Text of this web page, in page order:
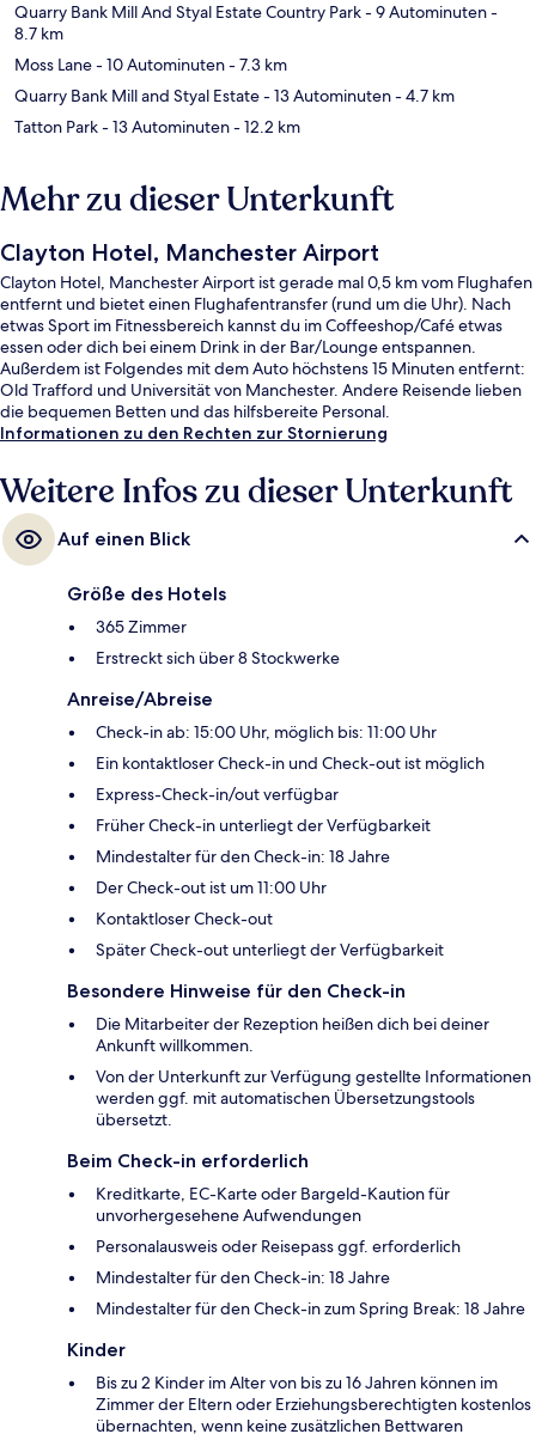
Quarry Bank Mill And Styal Estate Country Park- 9 Autominuten-
8.7 km
Moss Lane- 10 Autominuten- 7.3 km
Quarry Bank Mill and Styal Estate- 13 Autominuten- 4.7 km
Tatton Park- 13 Autominuten- 12.2 km
Mehr zu dieser Unterkunft
Clayton Hotel, Manchester Airport
Clayton Hotel, Manchester Airport ist gerade mal 0,5 km vom Flughafen
entfernt und bietet einen Flughafentransfer (rund um die Uhr). Nach
etwas Sport im Fitnessbereich kannst du im Coffeeshop/Café etwas
essen oder dich bei einem Drink in der Bar/Lounge entspannen.
Außerdem ist Folgendes mit dem Auto höchstens 15 Minuten entfernt:
Old Trafford und Universität von Manchester. Andere Reisende lieben
die bequemen Betten und das hilfsbereite Personal.
Informationen zu den Rechten zur Stornierung
Weitere Infos zu dieser Unterkunft
Auf einen Blick
Größe des Hotels
365 Zimmer
Erstreckt sich über 8 Stockwerke
Anreise/Abreise
Check-in ab: 15:00 Uhr, möglich bis: 11:00 Uhr
Ein kontaktloser Check-in und Check-out ist möglich
Express-Check-in/out verfügbar
Früher Check-in unterliegt der Verfügbarkeit
Mindestalter für den Check-in: 18 Jahre
Der Check-out ist um 11:00 Uhr
Kontaktloser Check-out
Später Check-out unterliegt der Verfügbarkeit
Besondere Hinweise für den Check-in
Die Mitarbeiter der Rezeption heißen dich bei deiner
Ankunft willkommen.
Von der Unterkunft zur Verfügung gestellte Informationen
werden ggf. mit automatischen Übersetzungstools
übersetzt.
Beim Check-in erforderlich
Kreditkarte, EC-Karte oder Bargeld-Kaution für
unvorhergesehene Aufwendungen
Personalausweis oder Reisepass ggf. erforderlich
Mindestalter für den Check-in: 18 Jahre
Mindestalter für den Check-in zum Spring Break: 18 Jahre
Kinder
Bis zu 2 Kinder im Alter von bis zu 16 Jahren können im
Zimmer der Eltern oder Erziehungsberechtigten kostenlos
übernachten, wenn keine zusätzlichen Bettwaren